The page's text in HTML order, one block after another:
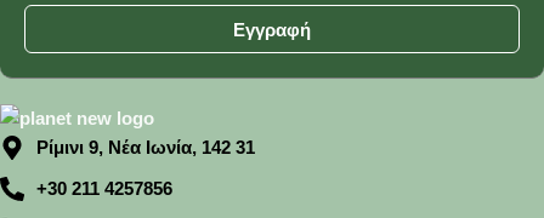
Εγγραφή
Ρίμινι 9, Νέα Ιωνία, 142 31
+30 211 4257856